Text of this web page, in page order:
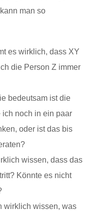
man so
es wirklich, dass XY
die Person Z immer
bedeutsam ist die
noch in ein paar
oder ist das bis
wissen, dass das
Könnte es nicht
wirklich wissen, was